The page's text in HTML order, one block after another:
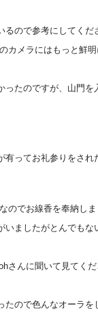
るので参考にしてくだ
カメラにはもっと鮮
ったのですが、山門
有ってお礼参りをさ
のでお線香を奉納しま
いましたがとんでもな
さんに聞いて見てく
たので色んなオーラ